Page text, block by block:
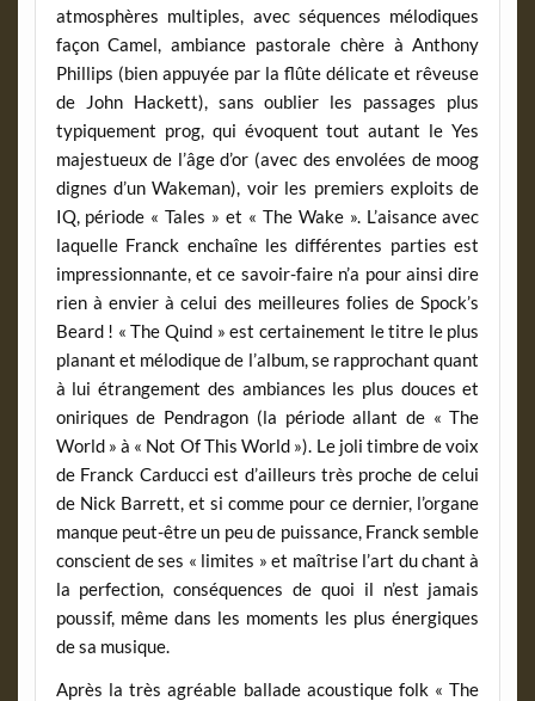
atmosphères multiples, avec séquences mélodiques
façon Camel, ambiance pastorale chère à Anthony
Phillips (bien appuyée par la flûte délicate et rêveuse
de John Hackett), sans oublier les passages plus
typiquement prog, qui évoquent tout autant le Yes
majestueux de l’âge d’or (avec des envolées de moog
dignes d’un Wakeman), voir les premiers exploits de
IQ, période « Tales » et « The Wake ». L’aisance avec
laquelle Franck enchaîne les différentes parties est
impressionnante, et ce savoir-faire n’a pour ainsi dire
rien à envier à celui des meilleures folies de Spock’s
Beard ! « The Quind » est certainement le titre le plus
planant et mélodique de l’album, se rapprochant quant
à lui étrangement des ambiances les plus douces et
oniriques de Pendragon (la période allant de « The
World » à « Not Of This World »). Le joli timbre de voix
de Franck Carducci est d’ailleurs très proche de celui
de Nick Barrett, et si comme pour ce dernier, l’organe
manque peut-être un peu de puissance, Franck semble
conscient de ses « limites » et maîtrise l’art du chant à
la perfection, conséquences de quoi il n’est jamais
poussif, même dans les moments les plus énergiques
de sa musique.
Après la très agréable ballade acoustique folk « The